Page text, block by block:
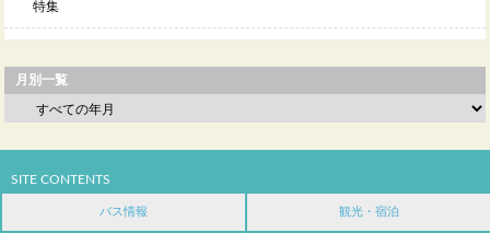
特集
月別一覧
SITE CONTENTS
バス情報 観光・宿泊